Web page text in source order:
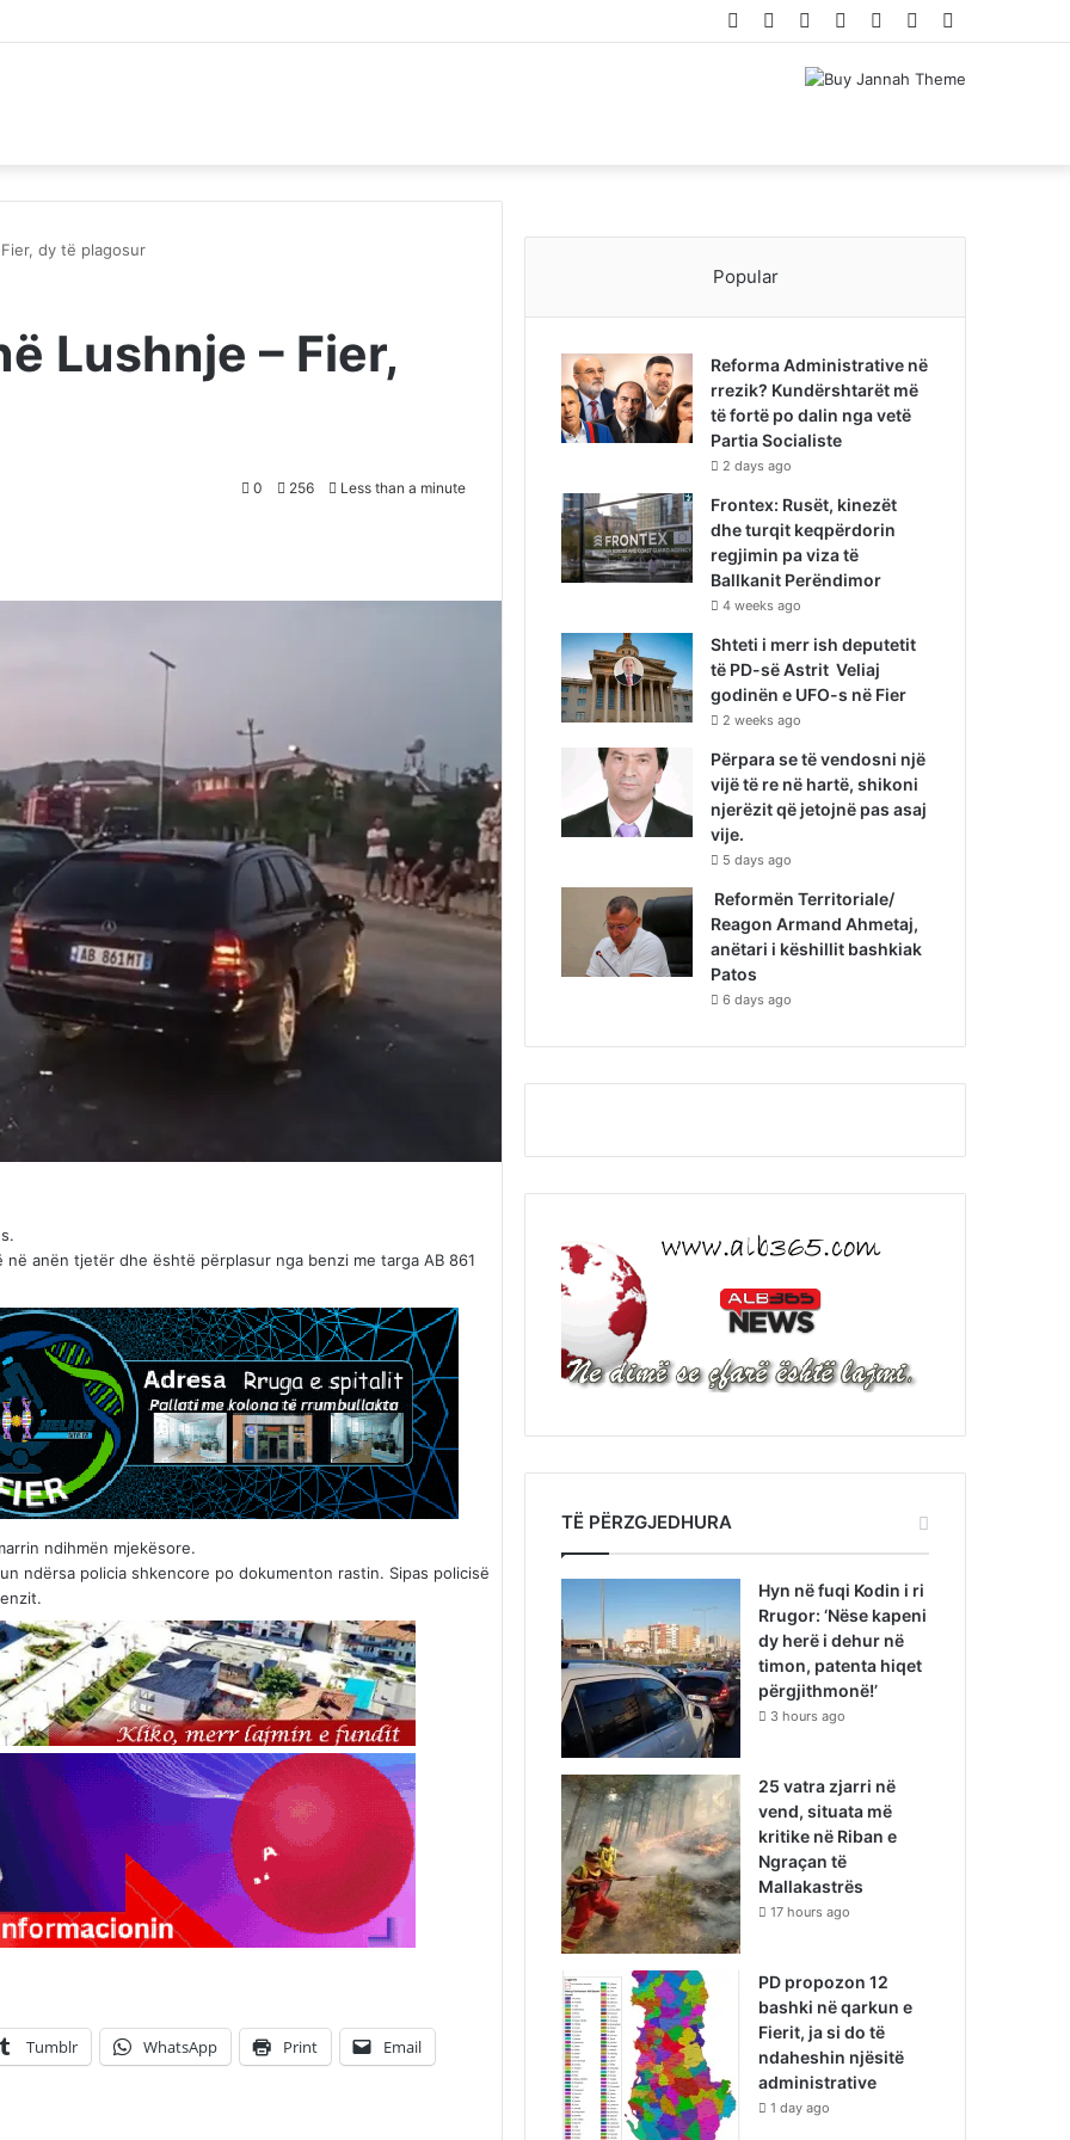
Random
Log
Instagram
YouTube
Twitter
Facebook
dy të plagosur
Lushnje – Fier,
0 256 Less than a minute
anën tjetër dhe është përplasur nga benzi me targa AB 861
ndihmën mjekësore.
ndërsa policia shkencore po dokumenton rastin. Sipas policisë
Tumblr WhatsApp Print Email
Popular
Reforma Administrative në
rrezik? Kundërshtarët më
të fortë po dalin nga vetë
Partia Socialiste
2 days ago
Frontex: Rusët, kinezët
dhe turqit keqpërdorin
regjimin pa viza të
Ballkanit Perëndimor
4 weeks ago
Shteti i merr ish deputetit
të PD-së Astrit Veliaj
godinën e UFO-s në Fier
2 weeks ago
Përpara se të vendosni një
vijë të re në hartë, shikoni
njerëzit që jetojnë pas asaj
vije.
5 days ago
Reformën Territoriale/
Reagon Armand Ahmetaj,
anëtari i këshillit bashkiak
Patos
6 days ago
TË PËRZGJEDHURA
Hyn në fuqi Kodin i ri
Rrugor: ‘Nëse kapeni
dy herë i dehur në
timon, patenta hiqet
përgjithmonë!’
3 hours ago
25 vatra zjarri në
vend, situata më
kritike në Riban e
Ngraçan të
Mallakastrës
17 hours ago
PD propozon 12
bashki në qarkun e
Fierit, ja si do të
ndaheshin njësitë
administrative
1 day ago